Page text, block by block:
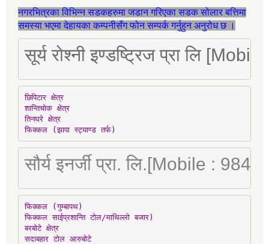
नगरभित्रका विभिन्न सडकहरुमा जडान गरिएका सडक सोलार बत्तिमा
समस्या भएमा देहायका कम्पनीसँग फोन सम्पर्क गर्नुहुन अनुरोध छ ।
सूर्य रोश्नी इण्डष्ट्रिज प्रा लि
छिपिटार क्षेत्र
शान्तिचोक क्षेत्र
तिनघरे क्षेत्र
फिक्कल (झापा स्ट्याण्ड तर्फ)
सौर्य इनर्जी प्रा. लि.[Mobile :
फिक्कल (गुम्बापथ)
फिक्कल साईप्रशान्ति टोल/माथिल्लो बजार)
बरबोटे क्षेत्र
सदाबहार टोल आरुबोटे